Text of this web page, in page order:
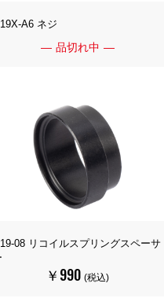
A6 ネジ
品切れ中
08 リコイルスプリングスペーサ
￥990 (税込)